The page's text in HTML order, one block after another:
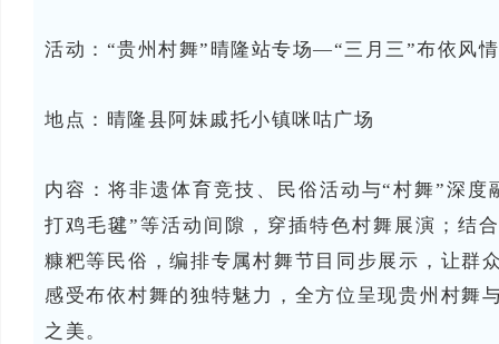
活动：“贵州村舞”晴隆站专场—“三月三”布依风
地点：晴隆县阿妹戚托小镇咪咕广场
内容： 将非遗体育竞技、民俗活动与“村舞”深度
打鸡毛毽”等活动间隙，穿插特色村舞展演；结
糠粑等民俗，编排专属村舞节目同步展示，让群
感受布依村舞的独特魅力，全方位呈现贵州村舞
之美。